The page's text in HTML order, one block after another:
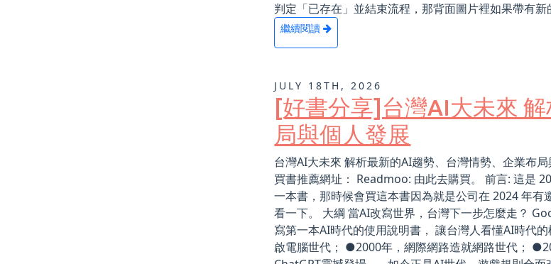
判定「已存在」並結束流程，那背面圖片裡如果帶有
繼續閱讀
JULY 18TH, 2026
[好書分享]台灣AI大未來
局與個人發展
台灣AI大未來 解析最新的AI趨勢、台灣情勢、企業布
買書推薦網址： Readmoo: 由此去購買。 前言: 這是
一本書，那時候會買這本書因為就是公司在 2024 年
看一下。 大綱 當AI改寫世界，台灣下一步怎麼走？
寫第一本AI時代的使用說明書， 讓台灣人看懂AI時代
啟電腦世代； ●2000年，網際網路造就網路世代；